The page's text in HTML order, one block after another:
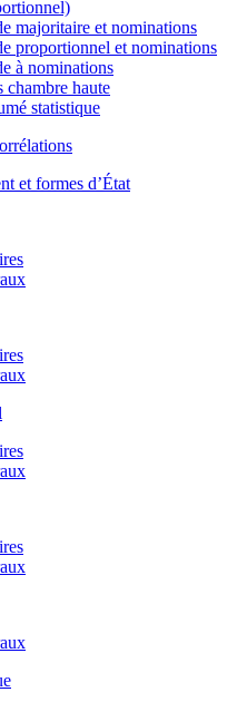
majoritaire et nominations
proportionnel et nominations
à nominations
chambre haute
statistique
et formes d’État